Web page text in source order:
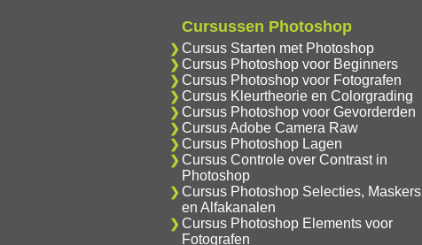
Cursussen Photoshop
Cursus Starten met Photoshop
Cursus Photoshop voor Beginners
Cursus Photoshop voor Fotografen
Cursus Kleurtheorie en Colorgrading
Cursus Photoshop voor Gevorderden
Cursus Adobe Camera Raw
Cursus Photoshop Lagen
Cursus Controle over Contrast in
Photoshop
Cursus Photoshop Selecties, Maskers
en Alfakanalen
Cursus Photoshop Elements voor
Fotografen